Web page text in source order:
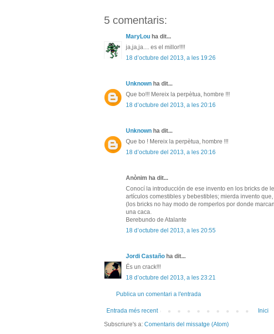
5 comentaris:
MaryLou ha dit...
ja,ja,ja.... es el millor!!!!
18 d’octubre del 2013, a les 19:26
Unknown ha dit...
Que bo!!! Mereix la perpètua, hombre !!!
18 d’octubre del 2013, a les 20:16
Unknown ha dit...
Que bo ! Mereix la perpètua, hombre !!!
18 d’octubre del 2013, a les 20:16
Anònim ha dit...
Conocí la introducción de ese invento en los bricks de
artículos comestibles y bebestibles; mierda invento
(los bricks no hay modo de romperlos por donde
una caca.
Berebundo de Atalante
18 d’octubre del 2013, a les 20:55
Jordi Castaño ha dit...
És un crack!!!
18 d’octubre del 2013, a les 23:21
Publica un comentari a l'entrada
Entrada més recent
Inici
Subscriure's a: Comentaris del missatge (Atom)